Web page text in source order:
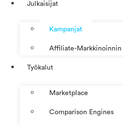
Julkaisijat
Kampanjat
Affiliate-Markkinoinnin
Työkalut
Marketplace
Comparison Engines